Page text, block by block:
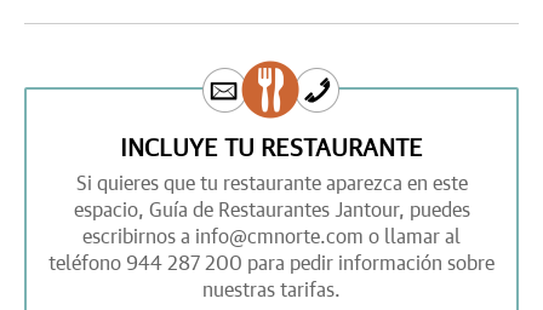
INCLUYE TU RESTAURANTE
Si quieres que tu restaurante aparezca en este
espacio, Guía de Restaurantes Jantour, puedes
escribirnos a info@cmnorte.com o llamar al
teléfono 944 287 200 para pedir información sobre
nuestras tarifas.